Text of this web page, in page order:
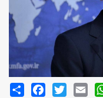
Share FacebookTwitter